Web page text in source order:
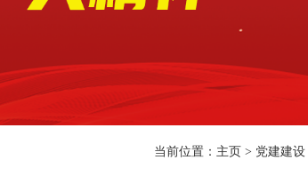
当前位置： 主页 > 党建建设